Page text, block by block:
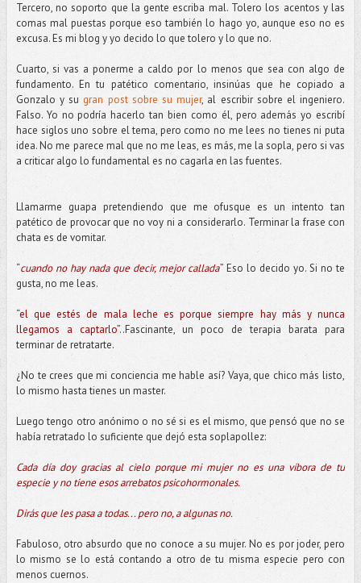
Tercero, no soporto que la gente escriba mal. Tolero los acentos y las
comas mal puestas porque eso también lo hago yo, aunque eso no es
excusa. Es mi blog y yo decido lo que tolero y lo que no.
Cuarto, si vas a ponerme a caldo por lo menos que sea con algo de
fundamento. En tu patético comentario, insinúas que he copiado a
Gonzalo y sugran post sobre su mujer, al escribir sobre el ingeniero.
Falso. Yo no podría hacerlo tan bien como él, pero además yo escribí
hace siglos uno sobre el tema, pero como no me lees no tienes ni puta
idea. No me parece mal que no me leas, es más, me la sopla, pero si vas
a criticar algo lo fundamental es no cagarla en las fuentes.
Llamarme guapa pretendiendo que me ofusque es un intento tan
patético de provocar que no voy ni a considerarlo. Terminar la frase con
chata es de vomitar.
“cuando no hay nada que decir, mejor callada” Eso lo decido yo. Si no te
gusta, no me leas.
“el que estés de mala leche es porque siempre hay más y nunca
llegamos a captarlo”..Fascinante, un poco de terapia barata para
terminar de retratarte.
¿No te crees que mi conciencia me hable así? Vaya, que chico más listo,
lo mismo hasta tienes un master.
Luego tengo otro anónimo o no sé si es el mismo, que pensó que no se
había retratado lo suficiente que dejó esta soplapollez:
Cada día doy gracias al cielo porque mi mujer no es una víbora de tu
especie y no tiene esos arrebatos psicohormonales.
Dirás que les pasa a todas... pero no, a algunas no.
Fabuloso, otro absurdo que no conoce a su mujer. No es por joder, pero
lo mismo se lo está contando a otro de tu misma especie pero con
menos cuernos.